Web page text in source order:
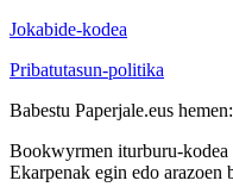
Jokabide-kodea
Pribatutasun-politika
Babestu Paperjale.eus hemen:
Bookwyrmen iturburu-kodea
Ekarpenak egin edo arazoen